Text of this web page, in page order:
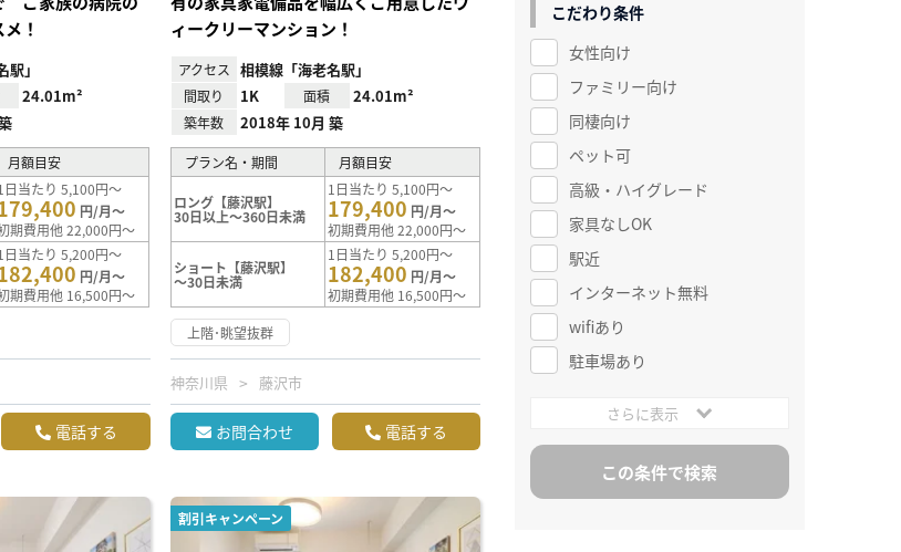
！
」
24.01m²
月額目安
日当たり 5,100円～
円/月～
期費用他 22,000円～
日当たり 5,200円～
円/月～
期費用他 16,500円～
電話する
ィークリーマンション！
アクセス 相模線「海老名駅」
間取り 1K 面積 24.01m²
築年数 2018年 10月 築
プラン名・期間 月額目安
ロング【藤沢駅】
30日以上～360日未満
1日当たり 5,100円～
179,400 円/月～
初期費用他 22,000円～
ショート【藤沢駅】
～30日未満
1日当たり 5,200円～
182,400 円/月～
初期費用他 16,500円～
上階･眺望抜群
神奈川県 藤沢市
お問合わせ 電話する
割引キャンペーン
こだわり条件
女性向け
ファミリー向け
同棲向け
ペット可
高級・ハイグレード
家具なしOK
駅近
インターネット無料
wifiあり
駐車場あり
さらに表示